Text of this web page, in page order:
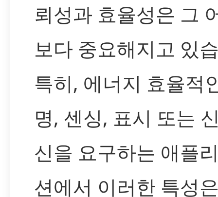
뢰성과 효율성은 그
보다 중요해지고 있
특히, 에너지 효율적
명, 센싱, 표시 또는
신을 요구하는 애플
션에서 이러한 특성